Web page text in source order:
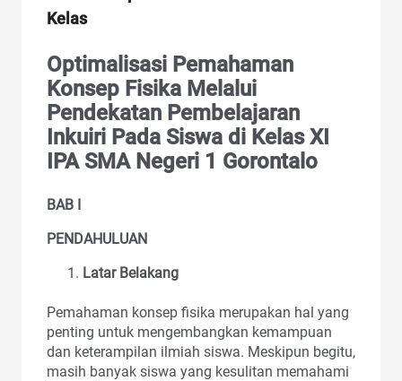
Kelas
Optimalisasi Pemahaman
Konsep Fisika Melalui
Pendekatan Pembelajaran
Inkuiri Pada Siswa di Kelas XI
IPA SMA Negeri 1 Gorontalo
BAB I
PENDAHULUAN
Latar Belakang
Pemahaman konsep fisika merupakan hal yang
penting untuk mengembangkan kemampuan
dan keterampilan ilmiah siswa. Meskipun begitu,
masih banyak siswa yang kesulitan memahami